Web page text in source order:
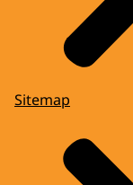
Sitemap